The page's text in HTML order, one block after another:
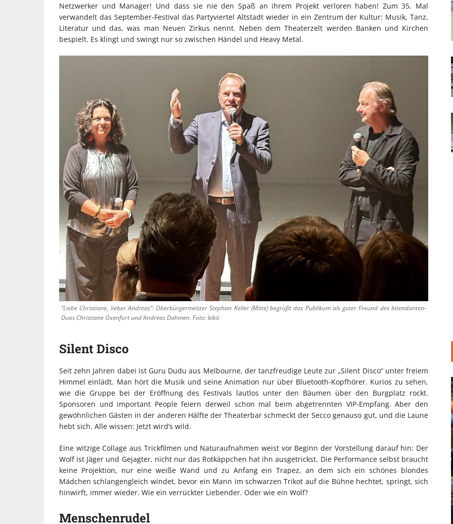
Netzwerker und Manager! Und dass sie nie den Spaß an ihrem Projekt verloren haben! Zum 35. Mal
verwandelt das September-Festival das Partyviertel Altstadt wieder in ein Zentrum der Kultur: Musik, Tanz,
Literatur und das, was man Neuen Zirkus nennt. Neben dem Theaterzelt werden Banken und Kirchen
bespielt. Es klingt und swingt nur so zwischen Händel und Heavy Metal.
“Liebe Christiane, lieber Andreas”: Oberbürgermeister Stephan Keller (Mitte) begrüßt das Publikum als guter Freund des Intendanten-
Duos Christiane Oxenfort und Andreas Dahmen. Foto: bikö
Silent Disco
Seit zehn Jahren dabei ist Guru Dudu aus Melbourne, der tanzfreudige Leute zur „Silent Disco“ unter freiem
Himmel einlädt. Man hört die Musik und seine Animation nur über Bluetooth-Kopfhörer. Kurios zu sehen,
wie die Gruppe bei der Eröffnung des Festivals lautlos unter den Bäumen über den Burgplatz rockt.
Sponsoren und important People feiern derweil schon mal beim abgetrennten VIP-Empfang. Aber den
gewöhnlichen Gästen in der anderen Hälfte der Theaterbar schmeckt der Secco genauso gut, und die Laune
hebt sich. Alle wissen: Jetzt wird’s wild.
Eine witzige Collage aus Trickfilmen und Naturaufnahmen weist vor Beginn der Vorstellung darauf hin: Der
Wolf ist Jäger und Gejagter, nicht nur das Rotkäppchen hat ihn ausgetrickst. Die Performance selbst braucht
keine Projektion, nur eine weiße Wand und zu Anfang ein Trapez, an dem sich ein schönes blondes
Mädchen schlangengleich windet, bevor ein Mann im schwarzen Trikot auf die Bühne hechtet, springt, sich
hinwirft, immer wieder. Wie ein verrückter Liebender. Oder wie ein Wolf?
Menschenrudel
INDUSTRIELLER CHIC: WIE
KUNSTSTOFFFENSTER DEN
LOFT-STIL IN IHREM
EINFAMILIENHAUS
UNTERSTÜTZEN